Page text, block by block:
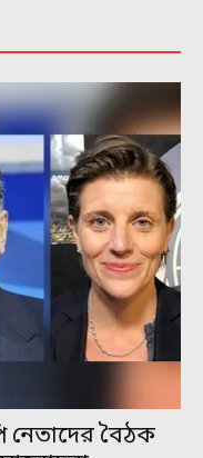
নেতাদের বৈঠক